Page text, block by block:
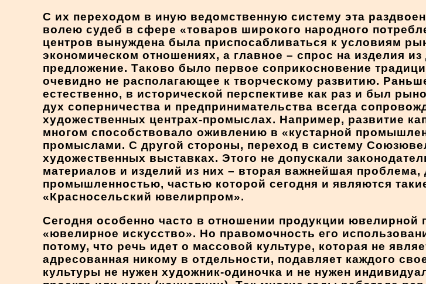
С их переходом в иную ведомственную систему эта
волею судеб в сфере «товаров широкого народного
центров вынуждена была приспосабливаться к условиям
экономическом отношениях, а главное – спрос на изделия
предложение. Таково было первое соприкосновение
очевидно не располагающее к творческому развитию.
естественно, в исторической перспективе как раз и был
дух соперничества и предпринимательства всегда
художественных центрах-промыслах. Например, развитие
многом способствовало оживлению в «кустарной
промыслами. С другой стороны, переход в систему
художественных выставках. Этого не допускали
материалов и изделий из них – вторая важнейшая
промышленностью, частью которой сегодня и являются
«Красносельский ювелирпром».
Сегодня особенно часто в отношении продукции
«ювелирное искусство». Но правомочность его
потому, что речь идет о массовой культуре, которая не
адресованная никому в отдельности, подавляет каждого
культуры не нужен художник-одиночка и не нужен